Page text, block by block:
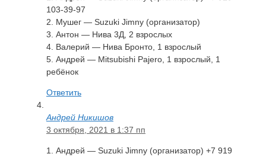
103-39-97
2. Мушег — Suzuki Jimny (организатор)
3. Антон — Нива 3Д, 2 взрослых
4. Валерий — Нива Бронто, 1 взрослый
5. Андрей — Mitsubishi Pajero, 1 взрослый, 1
ребёнок
Ответить
Андрей Никишов
3 октября, 2021 в 1:37 пп
1. Андрей — Suzuki Jimny (организатор) +7 919